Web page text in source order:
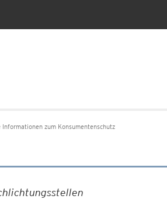
Informationen zum Konsumentenschutz